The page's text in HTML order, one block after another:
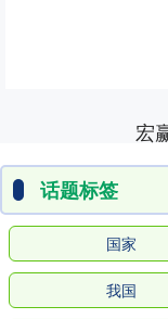
宏
话题标签
国家
我国